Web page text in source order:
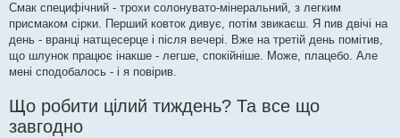
Смак специфічний - трохи солонувато-мінеральний, з легким
присмаком сірки. Перший ковток дивує, потім звикаєш. Я пив двічі на
день - вранці натщесерце і після вечері. Вже на третій день помітив,
що шлунок працює інакше - легше, спокійніше. Може, плацебо. Але
мені сподобалось - і я повірив.
Що робити цілий тиждень? Та все що
завгодно